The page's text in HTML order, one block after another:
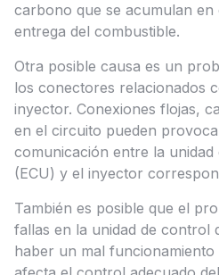
carbono que se acumulan
entrega del combustible.
Otra posible causa es un
los conectores relacionados
inyector. Conexiones flojas,
en el circuito pueden
comunicación entre la
(ECU) y el inyector
También es posible que el
fallas en la unidad de control
haber un mal